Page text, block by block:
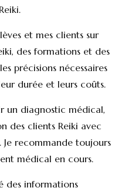
et mes clients sur
des formations et des
précisions nécessaires
durée et leurs coûts.
un diagnostic médical,
des clients Reiki avec
Je recommande toujours
médical en cours.
des informations